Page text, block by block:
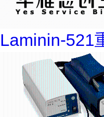
Laminin-521